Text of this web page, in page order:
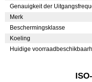
Genauigkeit der
Merk
Beschermingsklasse
Koeling
Huidige